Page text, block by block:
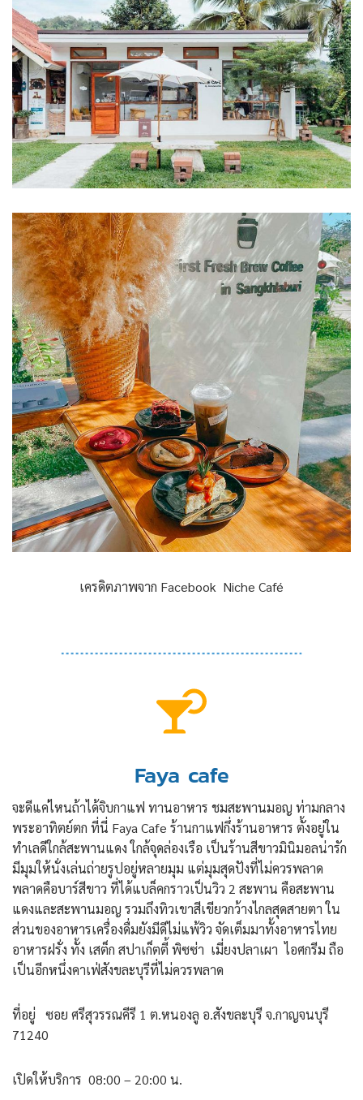
เครดิตภาพจาก Facebook Niche Café
Faya cafe
จะดีแค่ไหนถ้าได้จิบกาแฟ ทานอาหาร ชมสะพานมอญ ท่ามกลาง
พระอาทิตย์ตก ที่นี่ Faya Cafe ร้านกาแฟกึ่งร้านอาหาร ตั้งอยู่ใน
ทำเลดีใกล้สะพานแดง ใกล้จุดล่องเรือ เป็นร้านสีขาวมินิมอลน่ารัก
มีมุมให้นั่งเล่นถ่ายรูปอยู่หลายมุม แต่มุมสุดปังที่ไม่ควรพลาด
พลาดคือบาร์สีขาว ที่ได้แบล็คกราวเป็นวิว 2 สะพาน คือสะพาน
แดงและสะพานมอญ รวมถึงทิวเขาสีเขียวกว้างไกลสุดสายตา ใน
ส่วนของอาหารเครื่องดื่มยังมีดีไม่แพ้วิว จัดเต็มมาทั้งอาหารไทย
อาหารฝรั่ง ทั้ง เสต็ก สปาเก็ตตี้ พิซซ่า เมี่ยงปลาเผา ไอศกรีม ถือ
เป็นอีกหนึ่งคาเฟ่สังขละบุรีที่ไม่ควรพลาด
ที่อยู่ ซอย ศรีสุวรรณคีรี 1 ต.หนองลู อ.สังขละบุรี จ.กาญจนบุรี
71240
เปิดให้บริการ 08:00 – 20:00 น.